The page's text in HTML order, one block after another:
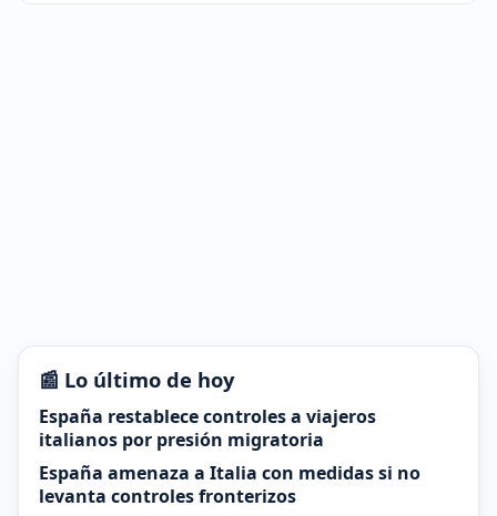
📰 Lo último de hoy
España restablece controles a viajeros
italianos por presión migratoria
España amenaza a Italia con medidas si no
levanta controles fronterizos